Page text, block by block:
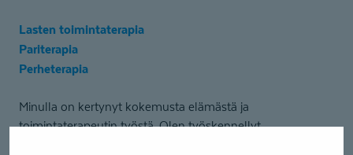
Lasten toimintaterapia
Pariterapia
Perheterapia
Minulla on kertynyt kokemusta elämästä ja
toimintaterapeutin työstä. Olen työskennellyt